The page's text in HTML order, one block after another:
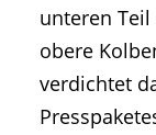
unteren Teil
obere
verdichtet